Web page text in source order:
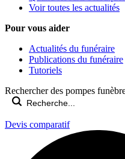
Voir toutes les actualités
Pour vous aider
Actualités du funéraire
Publications du funéraire
Tutoriels
Rechercher des pompes
Devis comparatif